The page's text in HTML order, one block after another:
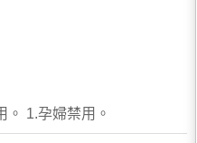
。 1.孕婦禁用。